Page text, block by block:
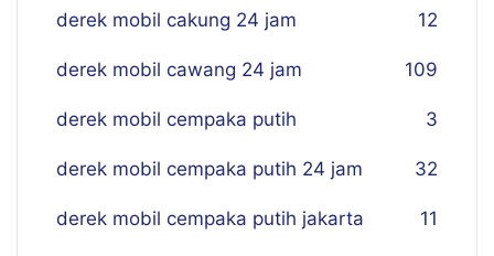
derek mobil cakung 24 jam 12
derek mobil cawang 24 jam 109
derek mobil cempaka putih 3
derek mobil cempaka putih 24 jam 32
derek mobil cempaka putih jakarta 11